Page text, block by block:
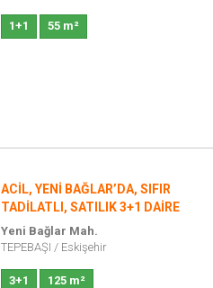
1+1 55 m²
ACİL, YENİ BAĞLAR’DA, SIFIR
TADİLATLI, SATILIK 3+1 DAİRE
Yeni Bağlar Mah.
TEPEBAŞI / Eskişehir
3+1 125 m²